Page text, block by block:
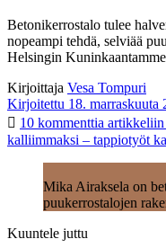
Betonikerrostalo tulee
nopeampi tehdä, selviää
Helsingin
Kirjoittaja Vesa Tompuri
Kirjoitettu 18. marraskuuta
10 kommenttia artikkeliin
kalliimmaksi – tappiotyöt
Mika Airaksela on
puukerrostalojen
Kuuntele juttu